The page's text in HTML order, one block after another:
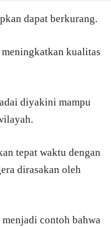
dapat berkurang.
kualitas
diyakini mampu
tepat waktu dengan
dirasakan oleh
contoh bahwa